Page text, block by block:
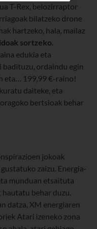
T-Rex, belozirraptor
bilatzeko drone
hartzeko, hala, mailaz
sortzeko.
edukia eta
ordaindu egin
eta… 199,99 €-raino!
daiteke, eta
bertsioak behar
jokoak
zaizu. Energia-
munduan etsaituta
behar duzu.
datza, XM energiaren
Atari izeneko zona